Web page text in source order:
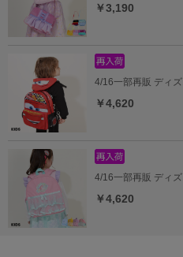
￥3,190
4/16一部再販 ディ
￥4,620
4/16一部再販 ディ
￥4,620